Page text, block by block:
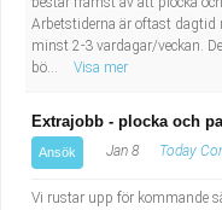
Arbetstiderna är oftast dagtid
minst 2-3 vardagar/veckan.
bö...
Visa mer
Extrajobb - plocka och
Ansök Jan 8 Today
Vi rustar upp för kommande